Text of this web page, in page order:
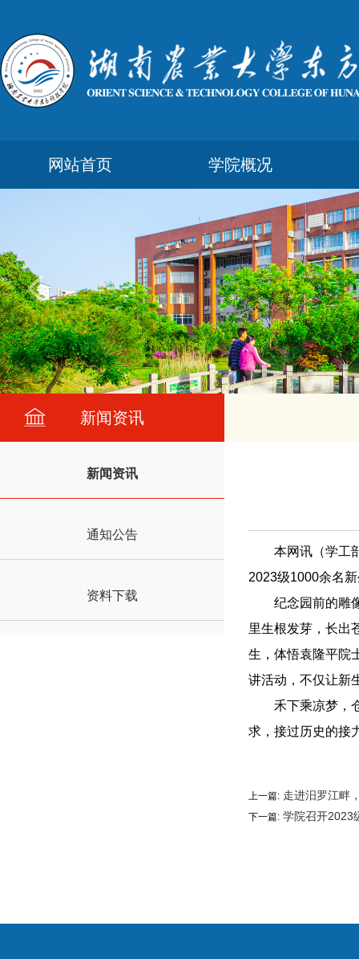
网站首页 学院概况
新闻资讯
新闻资讯
通知公告
资料下载
本网讯（学工
2023级1000余名
纪念园前的雕
里生根发芽，长出
生，体悟袁隆平院
讲活动，不仅让新
禾下乘凉梦，
求，接过历史的接
上一篇: 走进汨罗江畔
下一篇: 学院召开2023